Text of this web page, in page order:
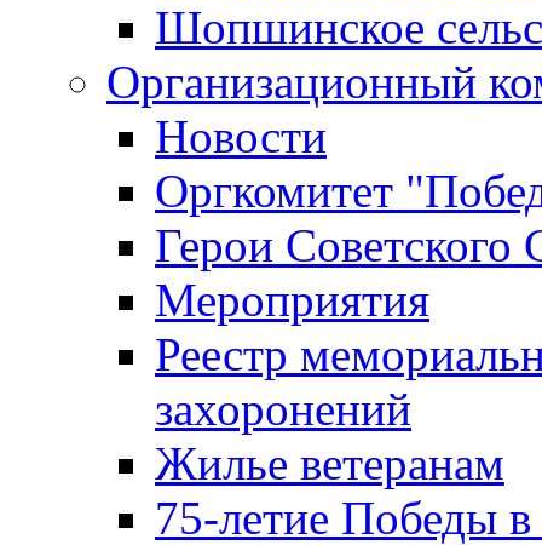
Шопшинское
Организационный
Новости
Оргкомитет
Герои Советского
Мероприятия
Реестр
захоронений
Жилье ветеранам
75-летие Победы